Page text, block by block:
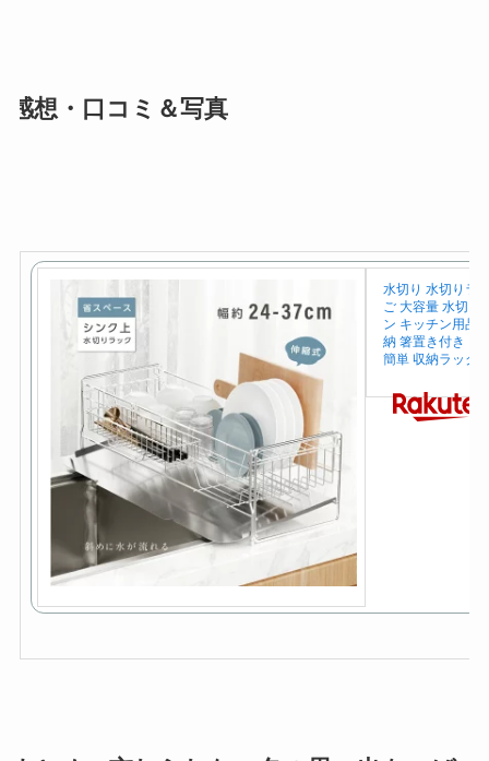
感想・口コミ＆写真
水切り 水切りラ
ご 大容量 水切り
ン キッチン用品
納 箸置き付き キ
簡単 収納ラック